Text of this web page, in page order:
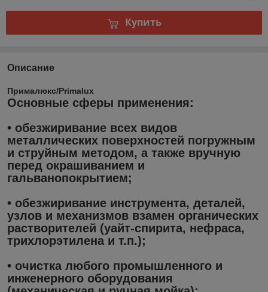
Купить
Описание
Прималюкс/Primalux
Основные сферы применения:
• обезжиривание всех видов
металлических поверхностей погружным
и струйным методом, а также вручную
перед окрашиванием и
гальванопокрытием;
• обезжиривание инструмента, деталей,
узлов и механизмов взамен органических
растворителей (уайт-спирита, нефраса,
трихлорэтилена и т.п.);
• очистка любого промышленного и
инженерного оборудования